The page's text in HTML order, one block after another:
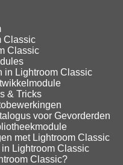
Classic
Classic
in Lightroom Classic
& Tricks
voor Gevorderden
met Lightroom Classic
Lightroom Classic
Classic?